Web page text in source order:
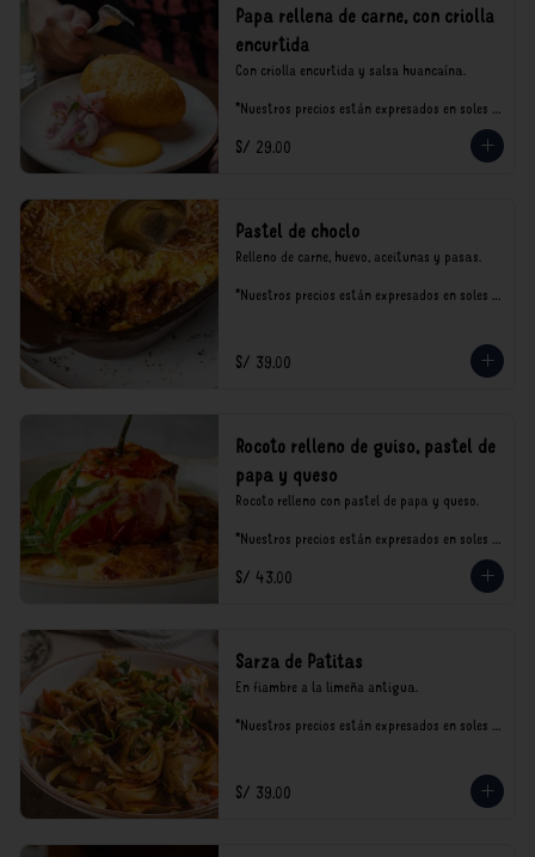
Papa rellena de carne, con criolla
encurtida
Con criolla encurtida y salsa huancaína.
*Nuestros precios están expresados en soles e
consumo.
S/ 29.00
Pastel de choclo
Relleno de carne, huevo, aceitunas y pasas.
*Nuestros precios están expresados en soles e
S/ 39.00
Rocoto relleno de guiso, pastel de
papa y queso
Rocoto relleno con pastel de papa y queso.
*Nuestros precios están expresados en soles e
consumo.
S/ 43.00
Sarza de Patitas
En fiambre a la limeña antigua.
*Nuestros precios están expresados en soles e
S/ 39.00